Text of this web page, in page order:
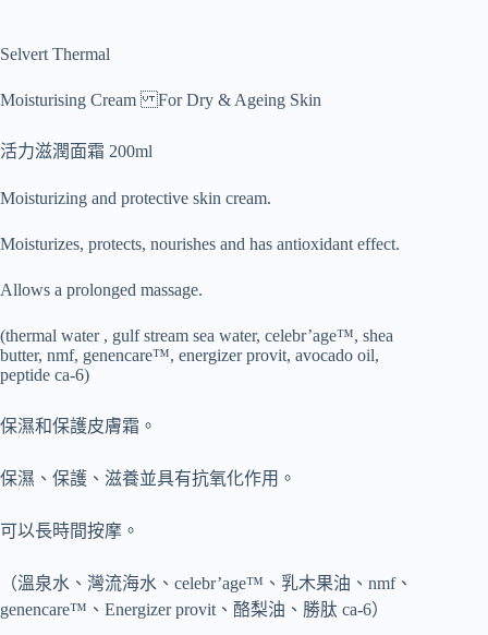
Selvert Thermal
Moisturising Cream For Dry & Ageing Skin
活力滋潤面霜 200ml
Moisturizing and protective skin cream.
Moisturizes, protects, nourishes and has antioxidant effect.
Allows a prolonged massage.
(thermal water , gulf stream sea water, celebr’age™, shea
butter, nmf, genencare™, energizer provit, avocado oil,
peptide ca-6)
保濕和保護皮膚霜。
保濕、保護、滋養並具有抗氧化作用。
可以長時間按摩。
（溫泉水、灣流海水、celebr’age™、乳木果油、nmf、
genencare™、Energizer provit、酪梨油、勝肽 ca-6）